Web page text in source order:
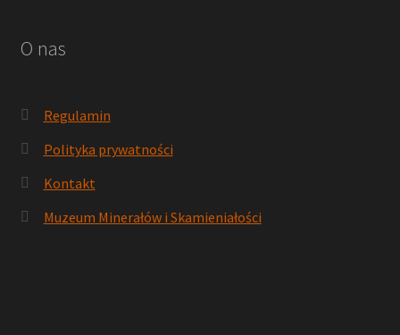
O nas
Regulamin
Polityka prywatności
Kontakt
Muzeum Minerałów i Skamieniałości